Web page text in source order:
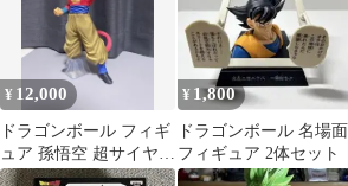
¥ 12,000
ドラゴンボール フィギ
ュア 孫悟空 超サイヤ人
4
¥ 1,800
ドラゴンボール 名場面
フィギュア 2体セット